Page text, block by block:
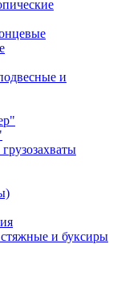
и
и буксиры